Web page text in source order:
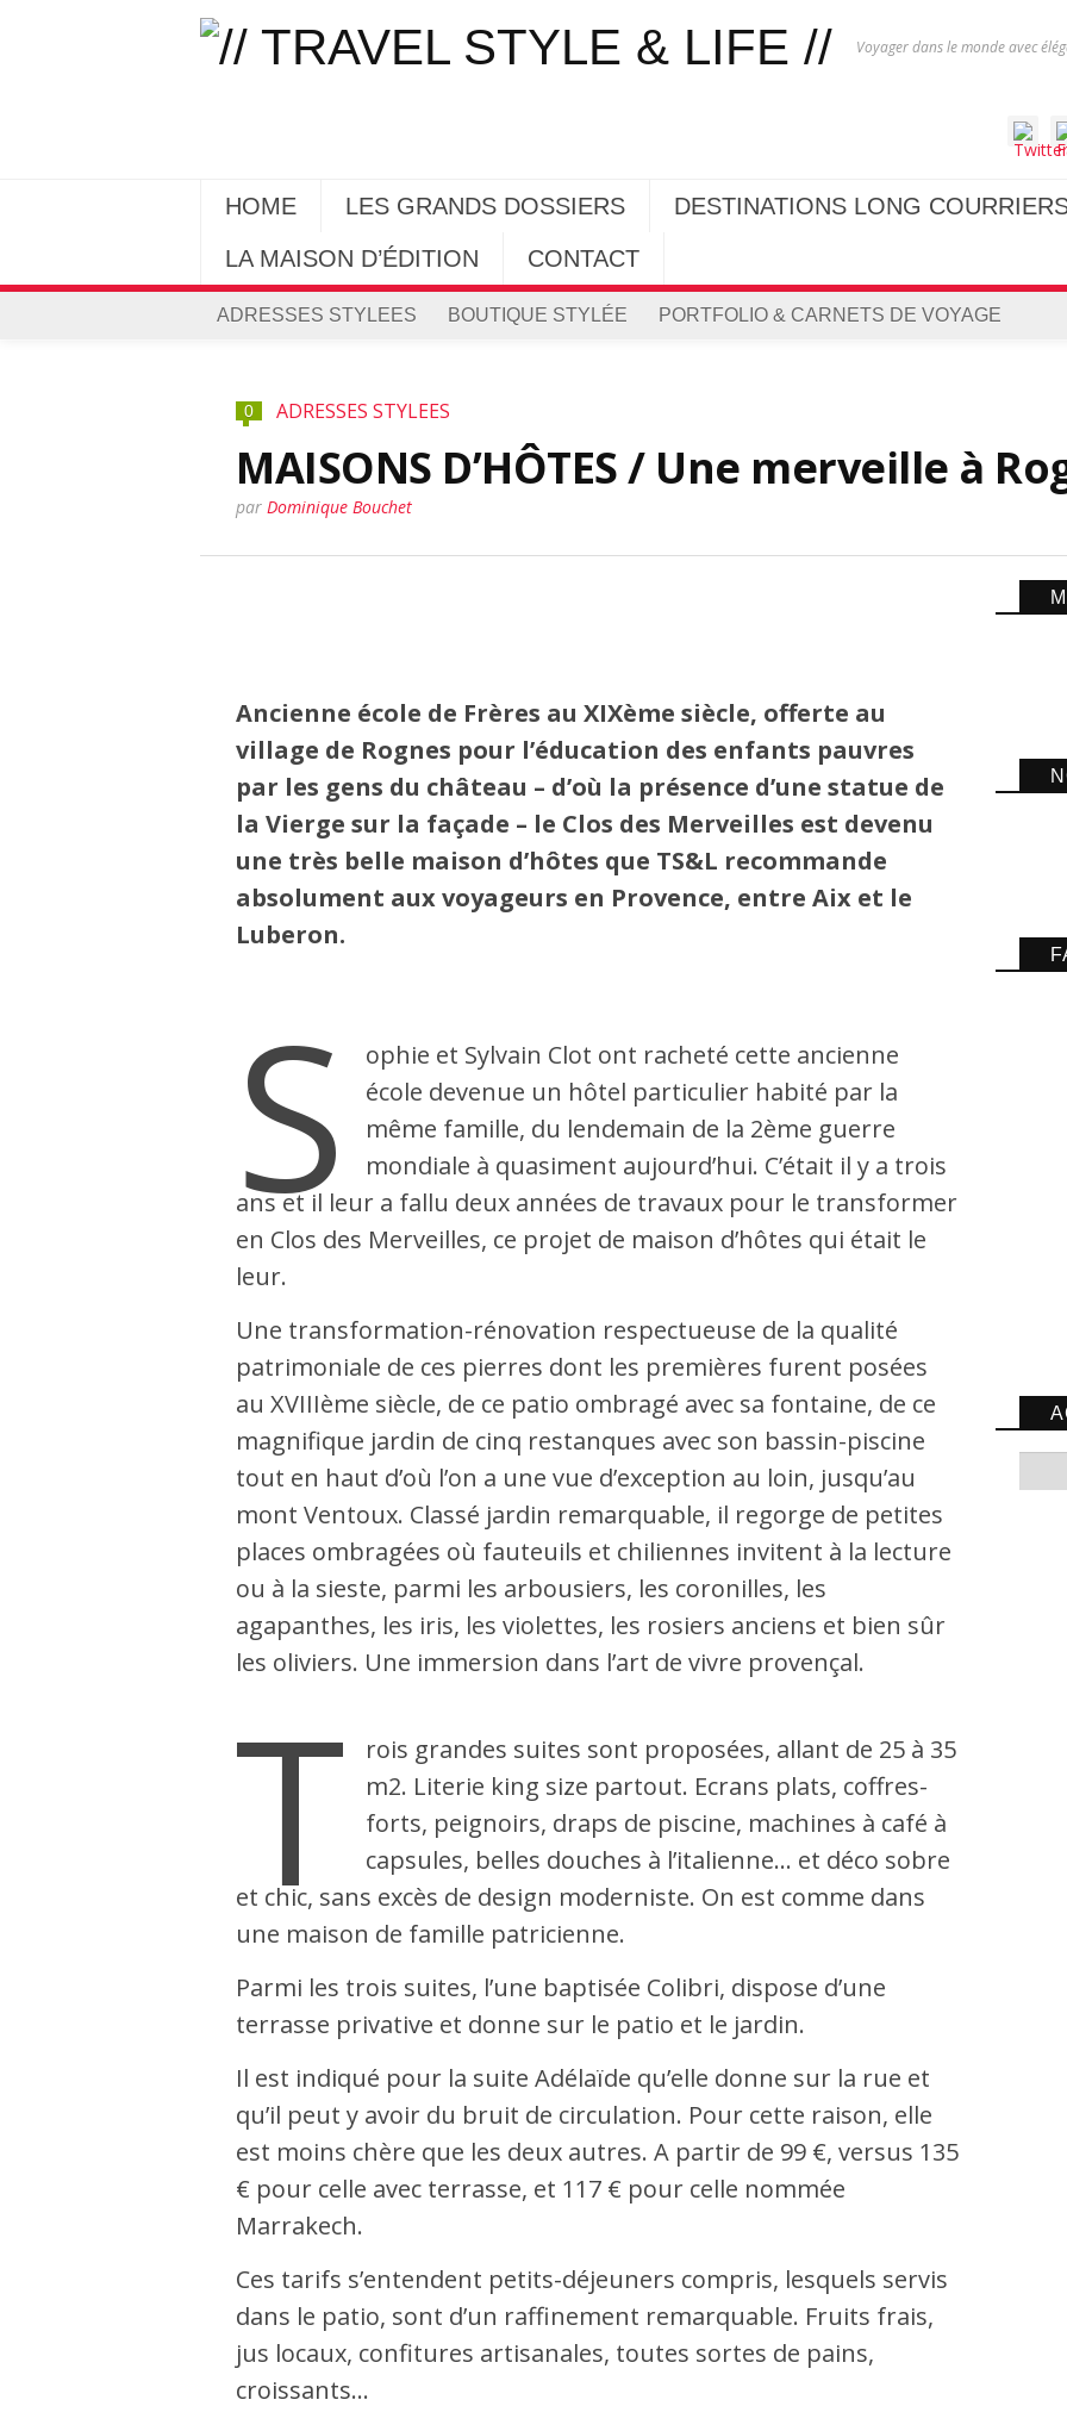
Voyager dans le monde avec
HOME LES GRANDS DOSSIERS DESTINATIONS LONG
LA MAISON D’ÉDITION
CONTACT
ADRESSES STYLEES BOUTIQUE STYLÉE PORTFOLIO & CARNETS DE VOYAGE
0 ADRESSES STYLEES
MAISONS D’HÔTES / Une merveille à
par Dominique Bouchet
Ancienne école de Frères au XIXème siècle, offerte au
village de Rognes pour l’éducation des enfants pauvres
par les gens du château – d’où la présence d’une statue de
la Vierge sur la façade – le Clos des Merveilles est devenu
une très belle maison d’hôtes que TS&L recommande
absolument aux voyageurs en Provence, entre Aix et le
Luberon.
S
ophie et Sylvain Clot ont racheté cette ancienne
école devenue un hôtel particulier habité par la
même famille, du lendemain de la 2ème guerre
mondiale à quasiment aujourd’hui. C’était il y a trois
ans et il leur a fallu deux années de travaux pour le transformer
en Clos des Merveilles, ce projet de maison d’hôtes qui était le
leur.
Une transformation-rénovation respectueuse de la qualité
patrimoniale de ces pierres dont les premières furent posées
au XVIIIème siècle, de ce patio ombragé avec sa fontaine, de ce
magnifique jardin de cinq restanques avec son bassin-piscine
tout en haut d’où l’on a une vue d’exception au loin, jusqu’au
mont Ventoux. Classé jardin remarquable, il regorge de petites
places ombragées où fauteuils et chiliennes invitent à la lecture
ou à la sieste, parmi les arbousiers, les coronilles, les
agapanthes, les iris, les violettes, les rosiers anciens et bien sûr
les oliviers. Une immersion dans l’art de vivre provençal.
T
rois grandes suites sont proposées, allant de 25 à 35
m2. Literie king size partout. Ecrans plats, coffres-
forts, peignoirs, draps de piscine, machines à café à
capsules, belles douches à l’italienne… et déco sobre
et chic, sans excès de design moderniste. On est comme dans
une maison de famille patricienne.
Parmi les trois suites, l’une baptisée Colibri, dispose d’une
terrasse privative et donne sur le patio et le jardin.
Il est indiqué pour la suite Adélaïde qu’elle donne sur la rue et
qu’il peut y avoir du bruit de circulation. Pour cette raison, elle
est moins chère que les deux autres. A partir de 99 €, versus 135
€ pour celle avec terrasse, et 117 € pour celle nommée
Marrakech.
Ces tarifs s’entendent petits-déjeuners compris, lesquels servis
dans le patio, sont d’un raffinement remarquable. Fruits frais,
jus locaux, confitures artisanales, toutes sortes de pains,
croissants…